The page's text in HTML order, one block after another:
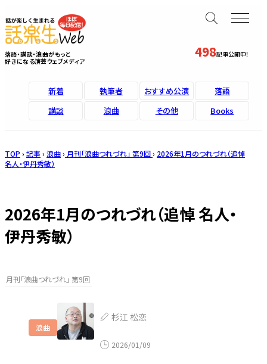
498記事公開中！
落語・講談・浪曲がもっと
好きになる演芸ウェブメディア
新着 執筆者 おすすめ公演
落語
講談
浪曲 その他 Books
TOP › 記事 › 浪曲› 月刊「浪曲つれづれ」 第9回› 2026年1月のつれづれ（追悼
名人・伊丹秀敏）
2026年1月のつれづれ（追悼 名人・
伊丹秀敏）
月刊「浪曲つれづれ」 第9回
浪曲
杉江 松恋
2026/01/09